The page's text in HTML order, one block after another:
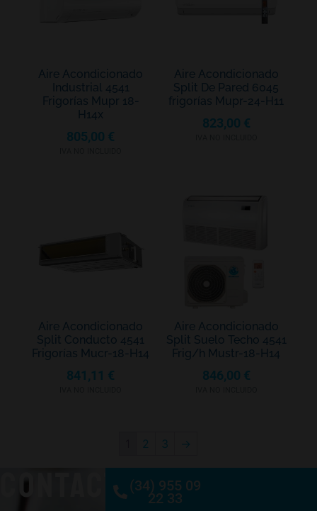
Aire Acondicionado
Industrial 4541
Frigorías Mupr 18-
H14x
805,00 €
Aire Acondicionado
Split De Pared 6045
frigorías Mupr-24-H11
823,00 €
Aire Acondicionado
Split Conducto 4541
Frigorías Mucr-18-H14
841,11 €
Aire Acondicionado
Split Suelo Techo 4541
Frig/h Mustr-18-H14
846,00 €
2 3 →
CONTACTO(34) 955 09
22 33